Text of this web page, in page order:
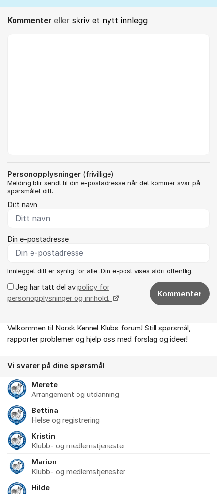
Kommenter eller skriv et nytt innlegg
Personopplysninger (frivillige)
Melding blir sendt til din e-postadresse når det kommer svar på
spørsmålet ditt.
Ditt navn
Din e-postadresse
Innlegget ditt er synlig for alle .Din e-post vises aldri offentlig.
Jeg har tatt del av policy for
personopplysninger og innhold.
Kommenter
Om forumet
Velkommen til Norsk Kennel Klubs forum! Still spørsmål,
rapporter problemer og hjelp oss med forslag og ideer!
Vi svarer på dine spørsmål
Merete
Arrangement og utdanning
Bettina
Helse og registrering
Kristin
Klubb- og medlemstjenester
Marion
Klubb- og medlemstjenester
Hilde